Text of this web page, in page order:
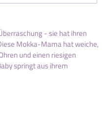
- sie hat ihren
Mokka-Mama hat weiche,
und einen riesigen
springt aus ihrem